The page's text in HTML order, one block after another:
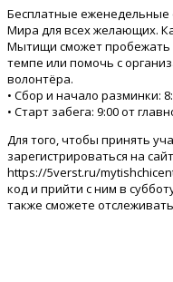
Бесплатные еженедельные
Мира для всех желающих.
Мытищи сможет пробежать
темпе или помочь с
волонтёра.
• Сбор и начало разминки:
• Старт забега: 9:00 от
Для того, чтобы принять
зарегистрироваться на
https://5verst.ru/
код и прийти с ним в
также сможете